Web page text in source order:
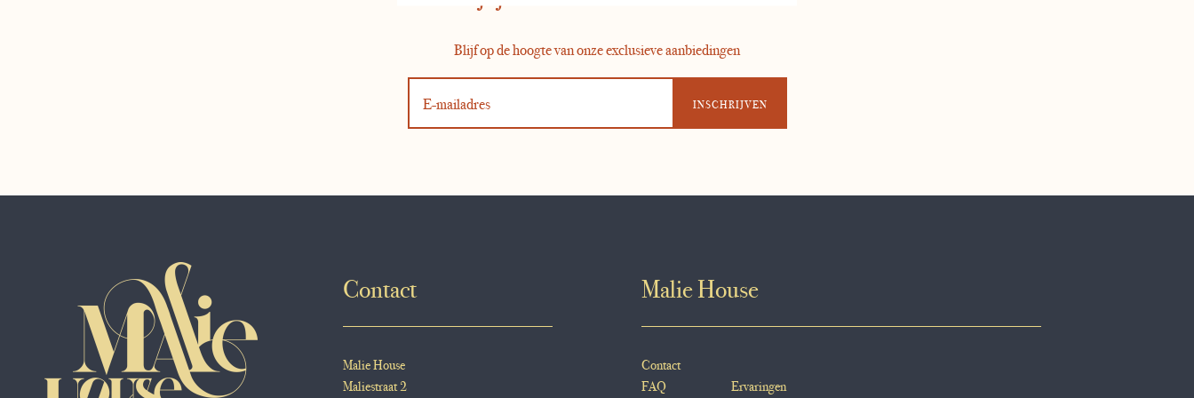
Blijf op de hoogte van onze exclusieve aanbiedingen
Contact
Malie House
Maliestraat 2
Malie House
Contact
FAQ
Ervaringen